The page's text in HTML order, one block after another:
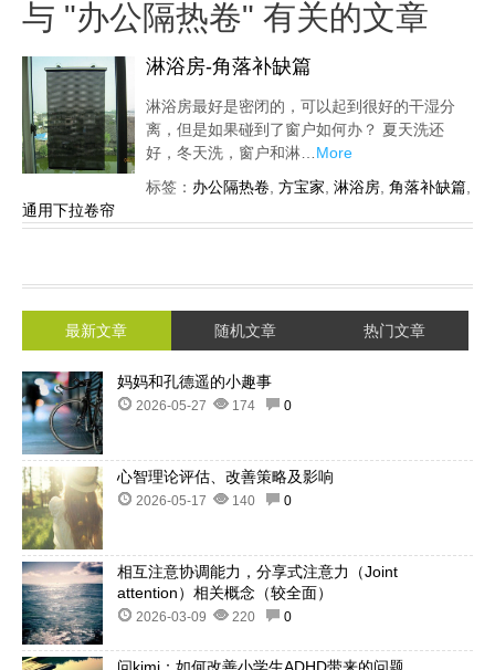
与 "办公隔热卷" 有关的文章
淋浴房-角落补缺篇
淋浴房最好是密闭的，可以起到很好的干湿分
离，但是如果碰到了窗户如何办？ 夏天洗还
好，冬天洗，窗户和淋… More
标签： 办公隔热卷 方宝家 淋浴房 角落补缺篇
通用下拉卷帘
最新文章 随机文章 热门文章
妈妈和孔德遥的小趣事
2026-05-27 174 0
心智理论评估、改善策略及影响
2026-05-17 140 0
相互注意协调能力，分享式注意力（Joint
attention）相关概念（较全面）
2026-03-09 220 0